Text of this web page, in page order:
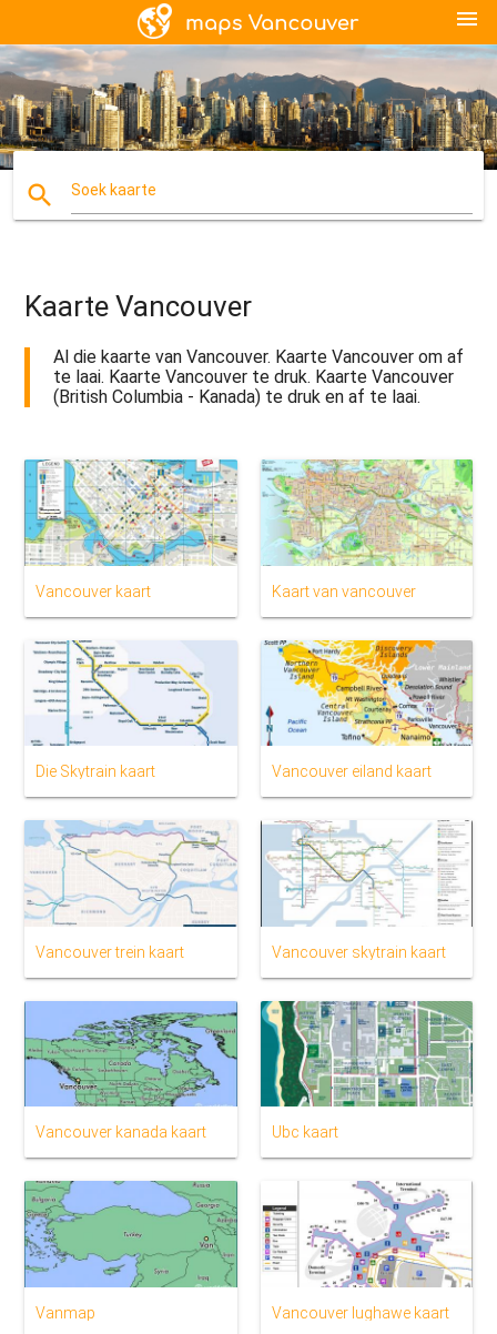
menu
search Soek kaarte
Kaarte Vancouver
Al die kaarte van Vancouver. Kaarte Vancouver om af
te laai. Kaarte Vancouver te druk. Kaarte Vancouver
(British Columbia - Kanada) te druk en af te laai.
Vancouver kaart Kaart van vancouver
Die Skytrain kaart Vancouver eiland kaart
Vancouver trein kaart Vancouver skytrain kaart
Vancouver kanada kaart Ubc kaart
Vanmap Vancouver lughawe kaart